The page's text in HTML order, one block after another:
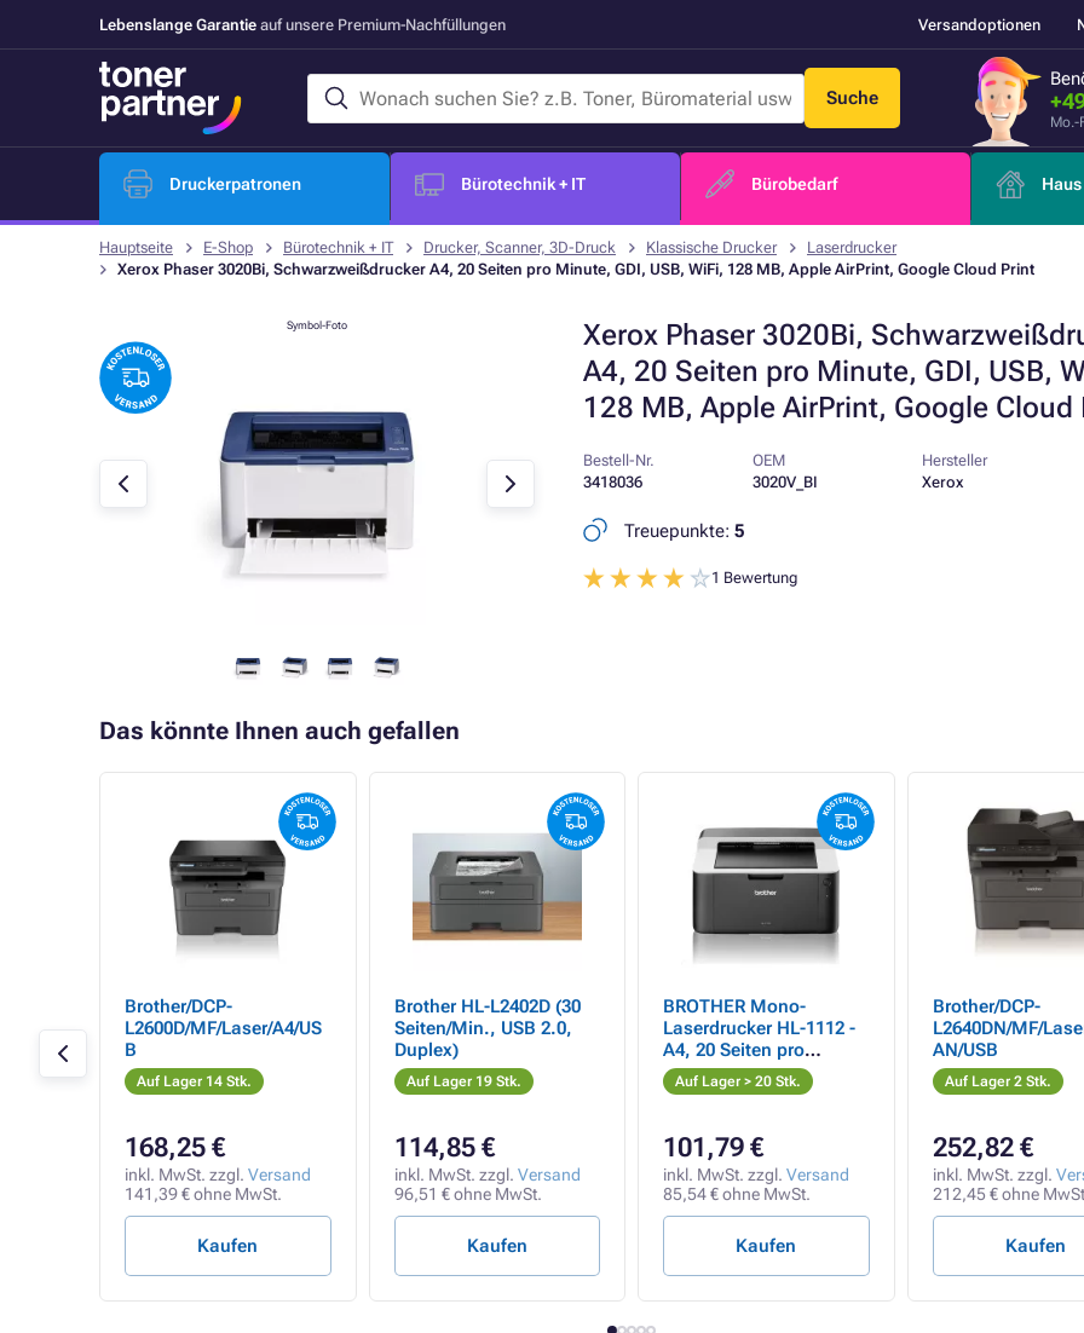
Lebenslange Garantie auf unsere Premium-Nachfüllungen Versandoptionen
Suche
Mo.-
Druckerpatronen Bürotechnik + IT Bürobedarf
Hauptseite E-Shop Bürotechnik + IT Drucker, Scanner, 3D-Druck Klassische Drucker
Laserdrucker
Xerox Phaser 3020Bi, Schwarzweißdrucker A4, 20 Seiten pro Minute, GDI, USB, WiFi, 128 MB, Apple AirPrint, Google Cloud Print
Xerox Phaser 3020Bi,
A4, 20 Seiten pro Minute, GDI, USB,
128 MB, Apple AirPrint, Google Cloud
Symbol-Foto
Bestell-Nr.
3418036
OEM
3020V_BI
Hersteller
Xerox
Treuepunkte: 5
1 Bewertung
Das könnte Ihnen auch gefallen
A4/L
Brother/DCP-
L2600D/MF/Laser/A4/US
B
Auf Lager 14 Stk.
168,25 €
inkl. MwSt. zzgl. Versand
141,39 € ohne MwSt.
Kaufen
Brother HL-L2402D (30
Seiten/Min., USB 2.0,
Duplex)
Auf Lager 19 Stk.
114,85 €
inkl. MwSt. zzgl. Versand
96,51 € ohne MwSt.
Kaufen
BROTHER Mono-
Laserdrucker HL-1112 -
A4, 20 Seiten pro
Minute, 600x600, 1MB
GDI, USB 2.0, Schwarz
Auf Lager > 20 Stk.
101,79 €
inkl. MwSt. zzgl. Versand
85,54 € ohne MwSt.
Kaufen
Brother/DCP-
L2640DN/MF/
AN/USB
Auf Lager 2 Stk.
252,82 €
inkl. MwSt. zzgl.
212,45 € ohne
Kaufen